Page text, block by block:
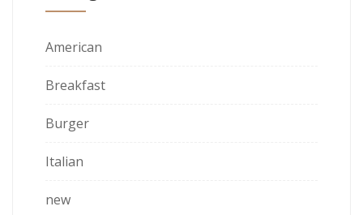
American
Breakfast
Burger
Italian
new